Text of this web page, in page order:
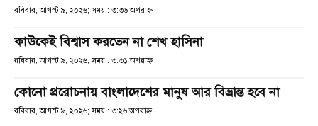
রবিবার, আগস্ট ৯, ২০২৬; সময় : ৩:৩৬ অপরাহ্ণ
কাউকেই বিশ্বাস করতেন না শেখ হাসিনা
রবিবার, আগস্ট ৯, ২০২৬; সময় : ৩:৩১ অপরাহ্ণ
কোনো প্ররোচনায় বাংলাদেশের মানুষ আর বিভ্রান্ত হবে না
রবিবার, আগস্ট ৯, ২০২৬; সময় : ৩:২৬ অপরাহ্ণ